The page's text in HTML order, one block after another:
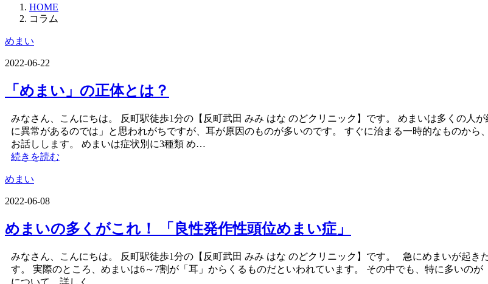
HOME
コラム
めまい
2022-06-22
「めまい」の正体とは？
みなさん、こんにちは。 反町駅徒歩1分の【反町武田 みみ はな のどクリニック】です。 めまいは多くの人
に異常があるのでは」と思われがちですが、耳が原因のものが多いのです。 すぐに治まる一時的なものか
お話しします。 めまいは症状別に3種類 め…
続きを読む
めまい
2022-06-08
めまいの多くがこれ！ 「良性発作性頭位めまい症」
みなさん、こんにちは。 反町駅徒歩1分の【反町武田 みみ はな のどクリニック】です。 急にめまいが起
す。 実際のところ、めまいは6～7割が「耳」からくるものだといわれています。 その中でも、特に多いの
について、詳しく…